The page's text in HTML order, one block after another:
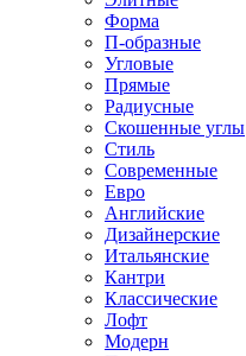
Форма
П-образные
Угловые
Прямые
Радиусные
Скошенные углы
Стиль
Современные
Евро
Английские
Дизайнерские
Итальянские
Кантри
Классические
Лофт
Модерн